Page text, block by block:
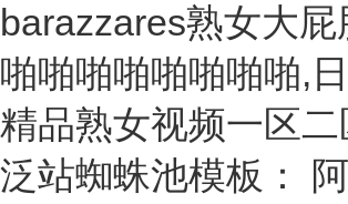
barazzares熟女大
啪啪啪啪啪啪啪啪,
精品熟女视频一区
泛站蜘蛛池模板：